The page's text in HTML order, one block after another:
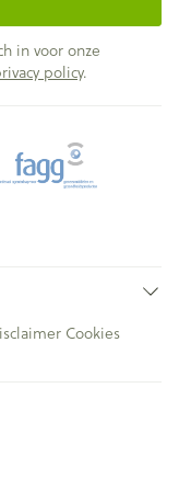
in voor onze
policy.
Cookies